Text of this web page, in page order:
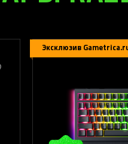
Эксклюзив